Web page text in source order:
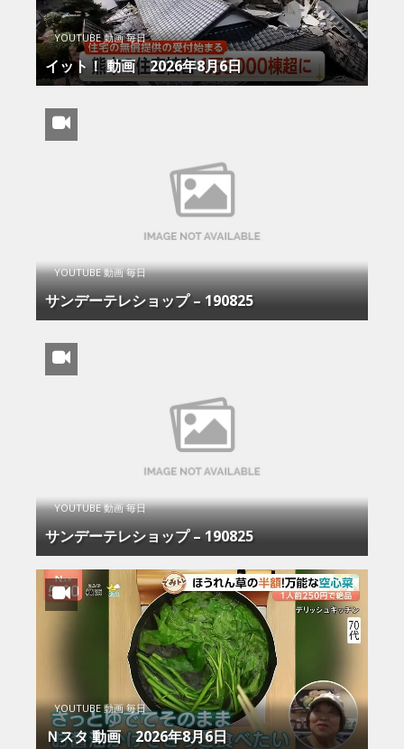
YOUTUBE 動画 毎日
イット！ 動画 2026年8月6日
YOUTUBE 動画 毎日
サンデーテレショップ – 190825
YOUTUBE 動画 毎日
サンデーテレショップ – 190825
YOUTUBE 動画 毎日
Ｎスタ 動画 2026年8月6日